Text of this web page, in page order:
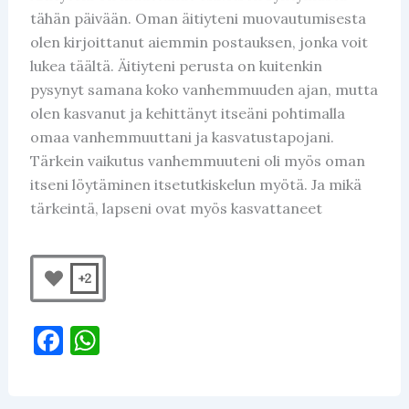
tähän päivään. Oman äitiyteni muovautumisesta
olen kirjoittanut aiemmin postauksen, jonka voit
lukea täältä. Äitiyteni perusta on kuitenkin
pysynyt samana koko vanhemmuuden ajan, mutta
olen kasvanut ja kehittänyt itseäni pohtimalla
omaa vanhemmuuttani ja kasvatustapojani.
Tärkein vaikutus vanhemmuuteni oli myös oman
itseni löytäminen itsetutkiskelun myötä. Ja mikä
tärkeintä, lapseni ovat myös kasvattaneet
+2
F W